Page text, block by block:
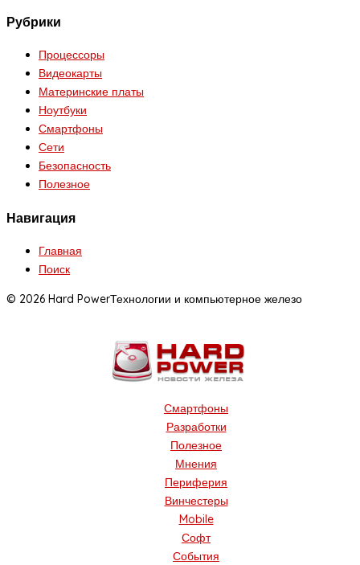
Рубрики
Процессоры
Видеокарты
Материнские платы
Ноутбуки
Смартфоны
Сети
Безопасность
Полезное
Навигация
Главная
Поиск
© 2026 Hard PowerТехнологии и компьютерное железо
Смартфоны
Разработки
Полезное
Мнения
Периферия
Винчестеры
Mobile
Софт
События